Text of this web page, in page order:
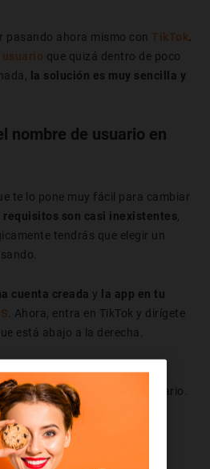
pasando ahora mismo con TikTok.
usuario que quizá dentro de poco
la solución es muy sencilla y
nombre de usuario en
te lo pone muy fácil para cambiar
requisitos son casi inexistentes
tendrás que elegir un
cuenta creada y
la app en tu
. Ahora, entra en TikTok y dirígete
está abajo a la derecha.
aparecer el botón "Editar
la personalización de tu usuario.